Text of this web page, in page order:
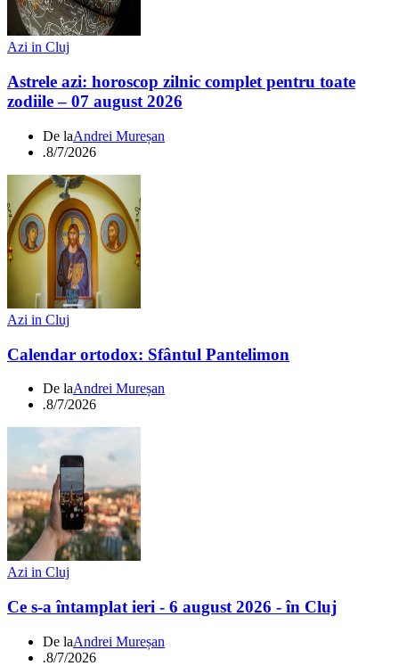
Azi in Cluj
Astrele azi: horoscop zilnic complet pentru toate
zodiile – 07 august 2026
De laAndrei Mureșan
.8/7/2026
Azi in Cluj
Calendar ortodox: Sfântul Pantelimon
De laAndrei Mureșan
.8/7/2026
Azi in Cluj
Ce s-a întamplat ieri - 6 august 2026 - în Cluj
De laAndrei Mureșan
.8/7/2026